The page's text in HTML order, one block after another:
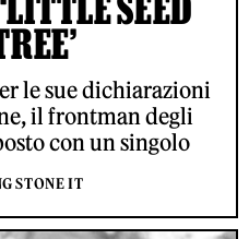
le sue dichiarazioni
il frontman degli
con un singolo
STONE IT